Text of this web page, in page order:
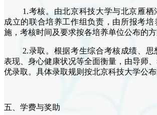
1.考核。由北京科技大学与北京雁
成立的联合培养工作组负责，由所报考
施，考核时间及要求按各培养单位公布的方
2.录取。根据考生综合考核成绩、
表现、身心健康状况等全面衡量，由导师
优录取。具体录取规则按北京科技大学公布
五 、学费与奖助